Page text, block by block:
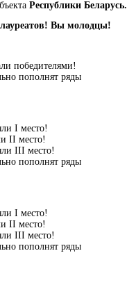
Республики Беларусь.
лауреатов! Вы молодцы!
победителями!
пополнят ряды
I место!
II место!
III место!
пополнят ряды
I место!
II место!
III место!
пополнят ряды